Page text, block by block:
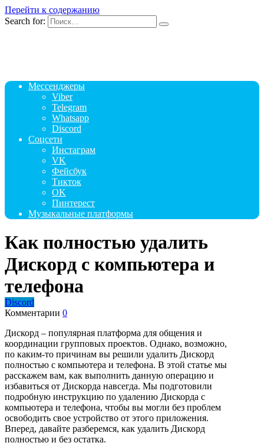
Перейти к содержанию
Search for:
Мессенджеры
Viber
Telegram
Whatsapp
Discord
Соцсети
Инстаграм
VK
Фейсбук
Тикток
OK
Пинтерест
Музыкальные платформы
Как полностью удалить
Дискорд с компьютера и
телефона
Discord
Комментарии 0
Дискорд – популярная платформа для общения и
координации групповых проектов. Однако, возможно,
по каким-то причинам вы решили удалить Дискорд
полностью с компьютера и телефона. В этой статье мы
расскажем вам, как выполнить данную операцию и
избавиться от Дискорда навсегда. Мы подготовили
подробную инструкцию по удалению Дискорда с
компьютера и телефона, чтобы вы могли без проблем
освободить свое устройство от этого приложения.
Вперед, давайте разберемся, как удалить Дискорд
полностью и без остатка.